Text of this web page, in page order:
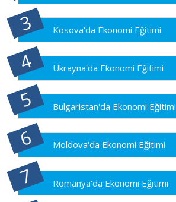
Kosova'da Ekonomi Eğitimi
Ukrayna'da Ekonomi Eğitimi
Bulgaristan'da Ekonomi Eğitimi
Moldova'da Ekonomi Eğitimi
Romanya'da Ekonomi Eğitimi